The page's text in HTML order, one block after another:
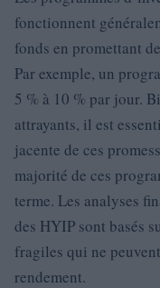
fonctionnent
fonds en promettant
Par exemple, un
5 % à 10 % par jour.
attrayants, il est
jacente de ces
majorité de ces
terme. Les analyses
des HYIP sont basés
fragiles qui ne
rendement.